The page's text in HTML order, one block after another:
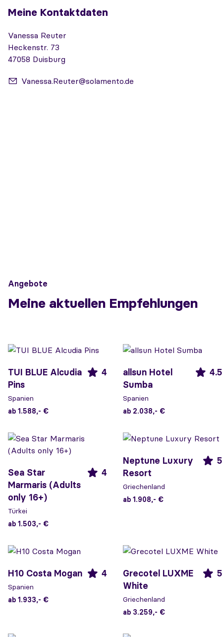
Meine Kontaktdaten
Vanessa Reuter
Heckenstr. 73
47058 Duisburg
Vanessa.Reuter@solamento.de
Angebote
Meine aktuellen Empfehlungen
TUI BLUE Alcudia
Pins
4
Spanien
ab 1.588,- €
allsun Hotel
Sumba
4.5
Spanien
ab 2.038,- €
Sea Star
Marmaris (Adults
only 16+)
4
Türkei
ab 1.503,- €
Neptune Luxury
Resort
5
Griechenland
ab 1.908,- €
H10 Costa Mogan 4
Spanien
ab 1.933,- €
Grecotel LUXME
White
5
Griechenland
ab 3.259,- €